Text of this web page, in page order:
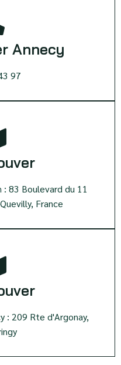
Annecy
97
83 Boulevard du 11
France
: 209 Rte d'Argonay,